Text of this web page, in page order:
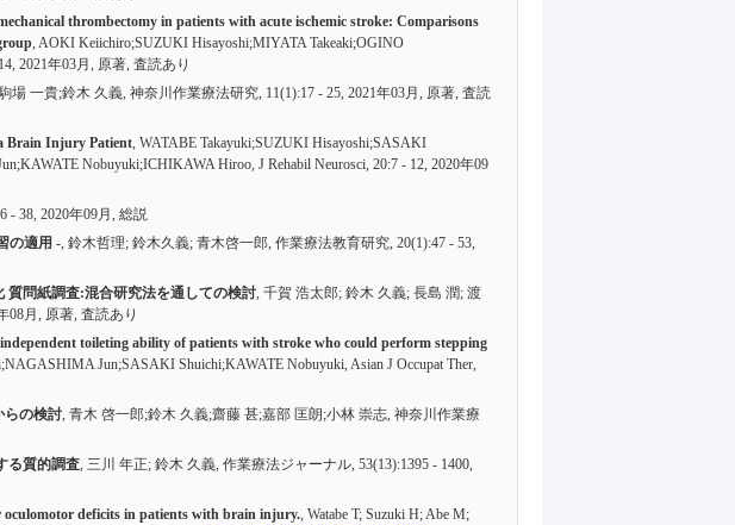
thrombectomy in patients with acute ischemic stroke: Comparisons
, AOKI Keiichiro;SUZUKI Hisayoshi;MIYATA Takeaki;OGINO
, 2021年03月, 原著, 査読あり
場 一貴;鈴木 久義, 神奈川作業療法研究, 11(1):17 - 25, 2021年03月, 原著, 査読
Brain Injury Patient, WATABE Takayuki;SUZUKI Hisayoshi;SASAKI
Nobuyuki;ICHIKAWA Hiroo, J Rehabil Neurosci, 20:7 - 12, 2020年09
- 38, 2020年09月, 総説
の適用 -, 鈴木哲理; 鈴木久義; 青木啓一郎, 作業療法教育研究, 20(1):47 - 53,
質問紙調査:混合研究法を通しての検討, 千賀 浩太郎; 鈴木 久義; 長島 潤; 渡
08月, 原著, 査読あり
toileting ability of patients with stroke who could perform stepping
Jun;SASAKI Shuichi;KAWATE Nobuyuki, Asian J Occupat Ther,
の検討, 青木 啓一郎;鈴木 久義;齋藤 甚;嘉部 匡朗;小林 崇志, 神奈川作業療
る質的調査, 三川 年正; 鈴木 久義, 作業療法ジャーナル, 53(13):1395 - 1400,
deficits in patients with brain injury., Watabe T; Suzuki H; Abe M;